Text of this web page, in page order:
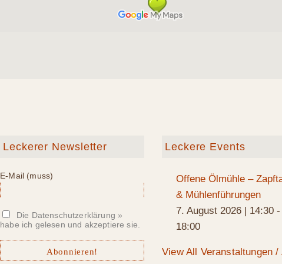
Leckerer Newsletter
E-Mail (muss)
Die Datenschutzerklärung »
habe ich gelesen und akzeptiere sie.
Leckere Events
Offene Ölmühle –
& Mühlenführungen
7. August 2026 | 14:30 -
18:00
View All Veranstaltungen